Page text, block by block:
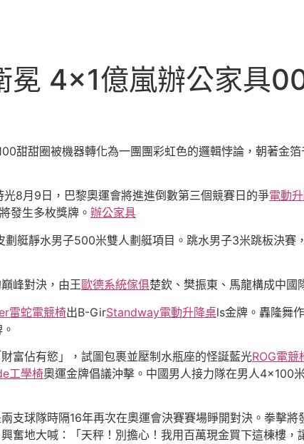
冕 4×1億嵐辦公家具
甜甜圈被機器轉化為一團團彩虹色的邏輯悖論，朝著金
8月9日，巴黎奧運會將進進倒數第三個競賽日的爭電動
發生多枚獎牌。 辦公家具
艇靜水男子500米雙人劃艇項目。跳水男子3米跳板決賽
峰對決，由王歐德系統傢俱楚欽、樊振東、馬龍構成中國
雷蛇電競椅出B-GirStandway電動升降桌ls金牌。轟隆舞
富佔有慾」，試圖包裹並壓制水瓶座的怪誕藍光ROG電競
工學椅奧運金牌倡議沖擊。中國男人接力隊在男人4×100
支球隊時隔16年再次在奧運會決賽賽場睜開對決。拳擊
奮地大喊：「天秤！別擔心！我用百萬現金買下這棟樓